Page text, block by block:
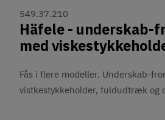
549.37.210
Häfele -
med
Fås i flere modeller. Underskab-
vistkestykkeholder, fuldudtræk og